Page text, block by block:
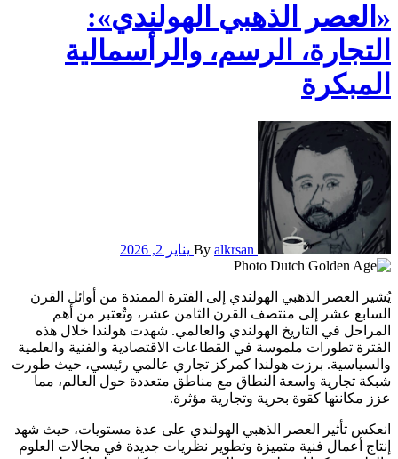
​«العصر الذهبي الهولندي»:
التجارة، الرسم، والرأسمالية
المبكرة
By alkrsan يناير 2, 2026
يُشير العصر الذهبي الهولندي إلى الفترة الممتدة من أوائل القرن
السابع عشر إلى منتصف القرن الثامن عشر، وتُعتبر من أهم
المراحل في التاريخ الهولندي والعالمي. شهدت هولندا خلال هذه
الفترة تطورات ملموسة في القطاعات الاقتصادية والفنية والعلمية
والسياسية. برزت هولندا كمركز تجاري عالمي رئيسي، حيث طورت
شبكة تجارية واسعة النطاق مع مناطق متعددة حول العالم، مما
عزز مكانتها كقوة بحرية وتجارية مؤثرة.
انعكس تأثير العصر الذهبي الهولندي على عدة مستويات، حيث شهد
إنتاج أعمال فنية متميزة وتطوير نظريات جديدة في مجالات العلوم